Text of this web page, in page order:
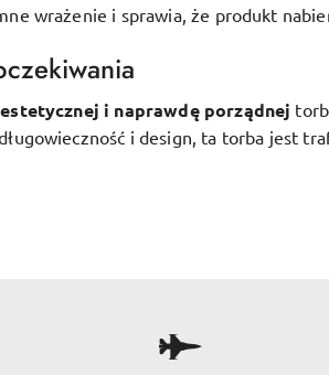
wrażenie i sprawia, że produkt
i naprawdę porządnej
i design, ta torba jest